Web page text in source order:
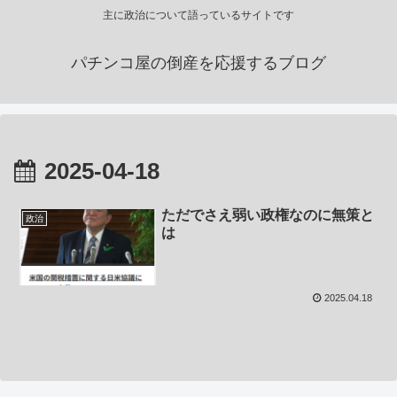
主に政治について語っているサイトです
パチンコ屋の倒産を応援するブログ
2025-04-18
政治
ただでさえ弱い政権なのに無策と
は
2025.04.18